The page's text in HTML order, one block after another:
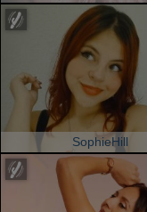
SophieHill